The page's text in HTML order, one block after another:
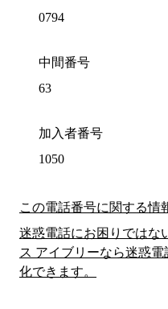
0794
中間番号
63
加入者番号
1050
この電話番号に関する情
迷惑電話にお困りではな
ス アイブリーなら迷惑
化できます。